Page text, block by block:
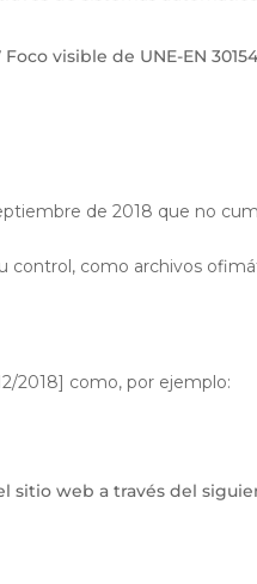
visible de UNE-EN
de 2018 que no
control, como archivos
2018] como, por ejemplo:
sitio web a través del